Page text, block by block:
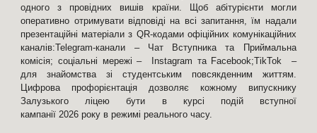
одного з провідних вишів країни. Щоб абітурієнти могли
оперативно отримувати відповіді на всі запитання, їм надали
презентаційні матеріали з QR-кодами офіційних комунікаційних
каналів:Telegram-канали – Чат Вступника та Приймальна
комісія; соціальні мережі – Instagram та Facebook;TikTok –
для знайомства зі студентським повсякденним життям.
Цифрова профорієнтація дозволяє кожному випускнику
Залузького ліцею бути в курсі подій вступної
кампанії 2026 року в режимі реального часу.